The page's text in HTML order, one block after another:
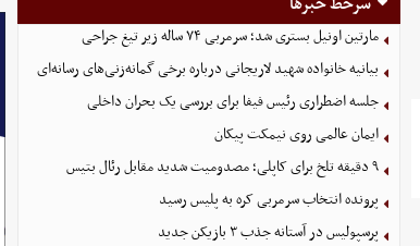
مارتین اونیل بستری شد؛ سرمربی ۷۴ ساله زیر تیغ جراحی
بیانیه خانواده شهید لاریجانی درباره برخی گمانه‌زنی‌های رسانه‌ای
جلسه اضطراری رئیس فیفا برای بررسی یک بحران داخلی
ایمان عالمی روی نیمکت پیکان
۹ دقیقه تلخ برای کاپلی؛ مصدومیت شدید مقابل رئال بتیس
پرونده انتخاب سرمربی کره به پلیس رسید
پرسپولیس در آستانه جذب ۳ بازیکن جدید